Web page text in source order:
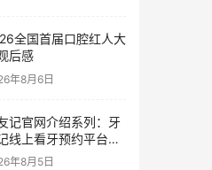
全国首届口腔红人大
后感
年8月6日
记官网介绍系列：牙
线上看牙预约平台是
么的？靠谱吗？
年8月5日